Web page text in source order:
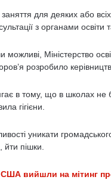
для деяких або
з органами
Міністерство
розробило
в тому, що в школах не
гігієни.
уникати
пішки.
США вийшли на мітинг